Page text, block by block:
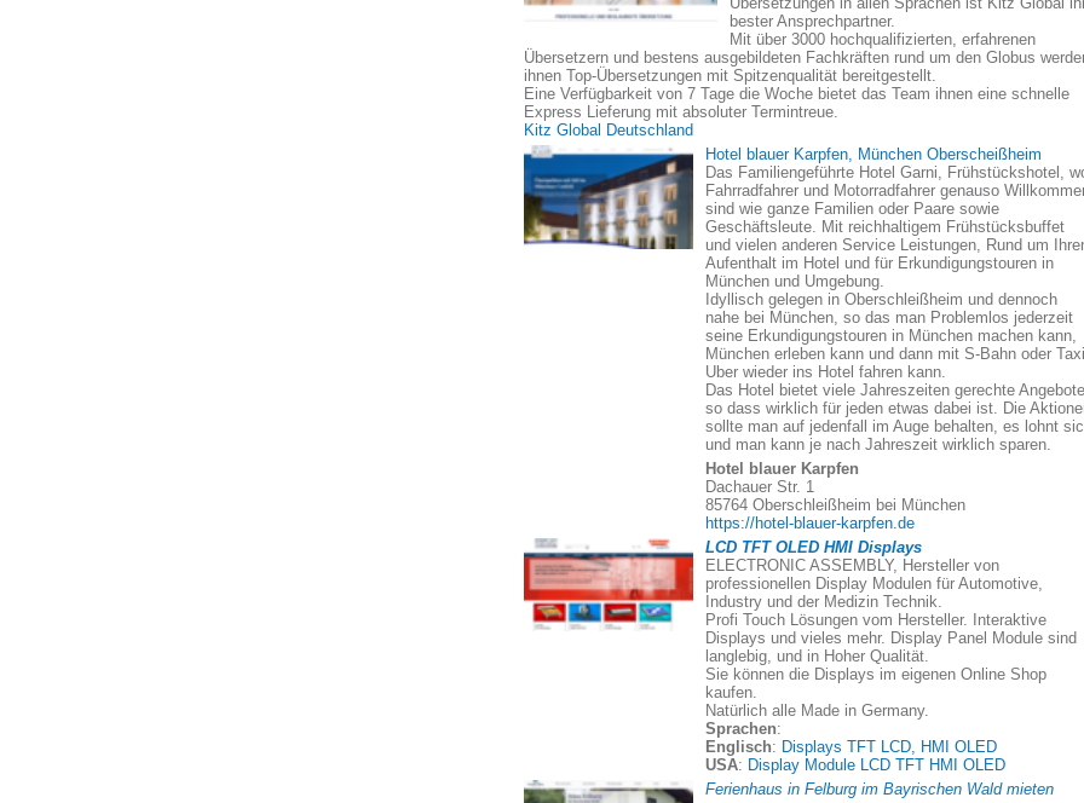
bester Ansprechpartner.
Mit über 3000 hochqualifizierten, erfahrenen
Übersetzern und bestens ausgebildeten Fachkräften rund um den Globus
ihnen Top-Übersetzungen mit Spitzenqualität bereitgestellt.
Eine Verfügbarkeit von 7 Tage die Woche bietet das Team ihnen eine schnelle
Express Lieferung mit absoluter Termintreue.
Kitz Global Deutschland
Hotel blauer Karpfen, München Oberscheißheim
Das Familiengeführte Hotel Garni, Frühstückshotel,
Fahrradfahrer und Motorradfahrer genauso
sind wie ganze Familien oder Paare sowie
Geschäftsleute. Mit reichhaltigem Frühstücksbuffet
und vielen anderen Service Leistungen, Rund um
Aufenthalt im Hotel und für Erkundigungstouren in
München und Umgebung.
Idyllisch gelegen in Oberschleißheim und dennoch
nahe bei München, so das man Problemlos jederzeit
seine Erkundigungstouren in München machen kann,
München erleben kann und dann mit S-Bahn oder
Uber wieder ins Hotel fahren kann.
Das Hotel bietet viele Jahreszeiten gerechte
so dass wirklich für jeden etwas dabei ist. Die
sollte man auf jedenfall im Auge behalten, es lohnt
und man kann je nach Jahreszeit wirklich sparen.
Hotel blauer Karpfen
Dachauer Str. 1
85764 Oberschleißheim bei München
https://hotel-blauer-karpfen.de
LCD TFT OLED HMI Displays
ELECTRONIC ASSEMBLY, Hersteller von
professionellen Display Modulen für Automotive,
Industry und der Medizin Technik.
Profi Touch Lösungen vom Hersteller. Interaktive
Displays und vieles mehr. Display Panel Module sind
langlebig, und in Hoher Qualität.
Sie können die Displays im eigenen Online Shop
kaufen.
Natürlich alle Made in Germany.
Sprachen:
Englisch: Displays TFT LCD, HMI OLED
USA: Display Module LCD TFT HMI OLED
Ferienhaus in Felburg im Bayrischen Wald mieten